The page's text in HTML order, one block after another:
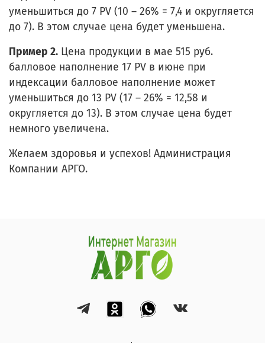
уменьшиться до 7 PV (10 – 26% = 7,4 и округляется
до 7). В этом случае цена будет уменьшена.
Пример 2. Цена продукции в мае 515 руб.
балловое наполнение 17 PV в июне при
индексации балловое наполнение может
уменьшиться до 13 PV (17 – 26% = 12,58 и
округляется до 13). В этом случае цена будет
немного увеличена.
Желаем здоровья и успехов! Администрация
Компании АРГО.